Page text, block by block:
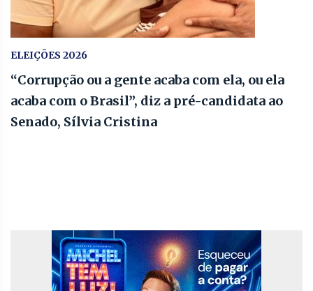
ELEIÇÕES 2026
“Corrupção ou a gente acaba com ela, ou ela
acaba com o Brasil”, diz a pré-candidata ao
Senado, Sílvia Cristina